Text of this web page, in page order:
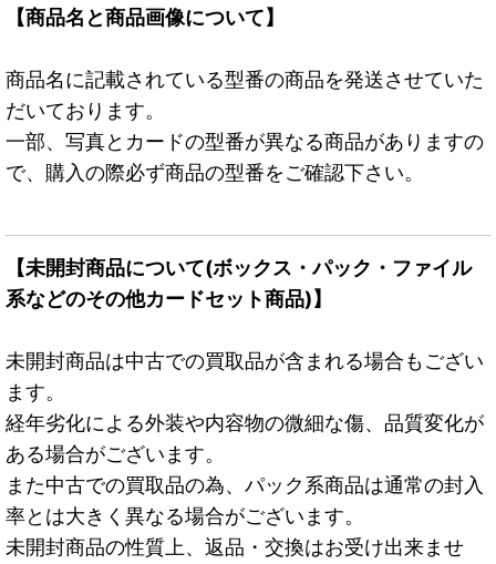
【商品名と商品画像について】
商品名に記載されている型番の商品を発送させていた
だいております。
一部、写真とカードの型番が異なる商品がありますの
で、購入の際必ず商品の型番をご確認下さい。
【未開封商品について(ボックス・パック・ファイル
系などのその他カードセット商品)】
未開封商品は中古での買取品が含まれる場合もござい
ます。
経年劣化による外装や内容物の微細な傷、品質変化が
ある場合がございます。
また中古での買取品の為、パック系商品は通常の封入
率とは大きく異なる場合がございます。
未開封商品の性質上、返品・交換はお受け出来ませ